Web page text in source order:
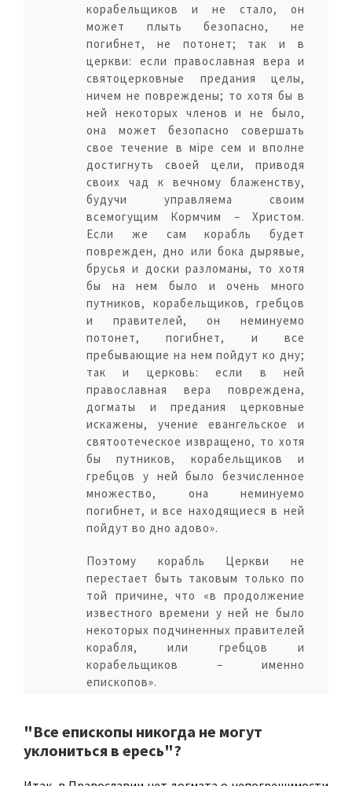
корабельщиков и не стало, он
может плыть безопасно, не
погибнет, не потонет; так и в
церкви: если православная вера и
святоцерковные предания целы,
ничем не повреждены; то хотя бы в
ней некоторых членов и не было,
она может безопасно совершать
свое течение в мiре сем и вполне
достигнуть своей цели, приводя
своих чад к вечному блаженству,
будучи управляема своим
всемогущим Кормчим – Христом.
Если же сам корабль будет
поврежден, дно или бока дырявые,
брусья и доски разломаны, то хотя
бы на нем было и очень много
путников, корабельщиков, гребцов
и правителей, он неминуемо
потонет, погибнет, и все
пребывающие на нем пойдут ко дну;
так и церковь: если в ней
православная вера повреждена,
догматы и предания церковные
искажены, учение евангельское и
святоотеческое извращено, то хотя
бы путников, корабельщиков и
гребцов у ней было безчисленное
множество, она неминуемо
погибнет, и все находящиеся в ней
пойдут во дно адово».
Поэтому корабль Церкви не
перестает быть таковым только по
той причине, что «в продолжение
известного времени у ней не было
некоторых подчиненных правителей
корабля, или гребцов и
корабельщиков – именно
епископов».
"Все епископы никогда не могут
уклониться в ересь"?